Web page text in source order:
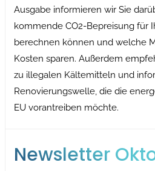
Ausgabe informieren wir Sie
kommende CO2-Bepreisung für
berechnen können und welche
Kosten sparen. Außerdem
zu illegalen Kältemitteln und
Renovierungswelle, die die
EU vorantreiben möchte.
Newsletter